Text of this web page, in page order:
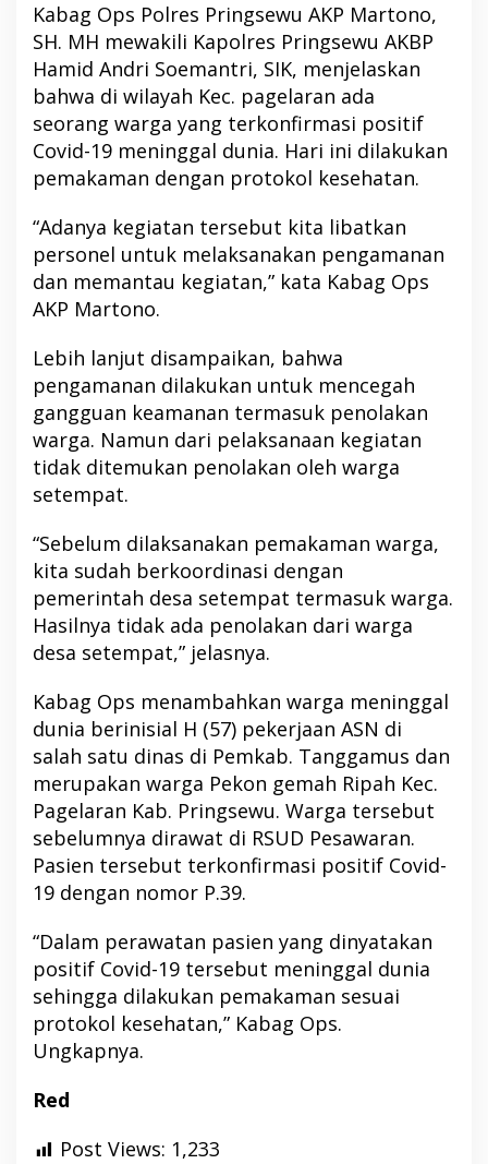
Kabag Ops Polres Pringsewu AKP Martono,
SH. MH mewakili Kapolres Pringsewu AKBP
Hamid Andri Soemantri, SIK, menjelaskan
bahwa di wilayah Kec. pagelaran ada
seorang warga yang terkonfirmasi positif
Covid-19 meninggal dunia. Hari ini dilakukan
pemakaman dengan protokol kesehatan.
“Adanya kegiatan tersebut kita libatkan
personel untuk melaksanakan pengamanan
dan memantau kegiatan,” kata Kabag Ops
AKP Martono.
Lebih lanjut disampaikan, bahwa
pengamanan dilakukan untuk mencegah
gangguan keamanan termasuk penolakan
warga. Namun dari pelaksanaan kegiatan
tidak ditemukan penolakan oleh warga
setempat.
“Sebelum dilaksanakan pemakaman warga,
kita sudah berkoordinasi dengan
pemerintah desa setempat termasuk warga.
Hasilnya tidak ada penolakan dari warga
desa setempat,” jelasnya.
Kabag Ops menambahkan warga meninggal
dunia berinisial H (57) pekerjaan ASN di
salah satu dinas di Pemkab. Tanggamus dan
merupakan warga Pekon gemah Ripah Kec.
Pagelaran Kab. Pringsewu. Warga tersebut
sebelumnya dirawat di RSUD Pesawaran.
Pasien tersebut terkonfirmasi positif Covid-
19 dengan nomor P.39.
“Dalam perawatan pasien yang dinyatakan
positif Covid-19 tersebut meninggal dunia
sehingga dilakukan pemakaman sesuai
protokol kesehatan,” Kabag Ops.
Ungkapnya.
Red
Post Views: 1,233